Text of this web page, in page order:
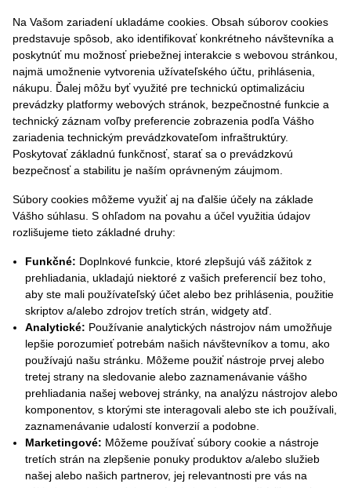
Na Vašom zariadení ukladáme cookies. Obsah súborov cookies
predstavuje spôsob, ako identifikovať konkrétneho návštevníka a
poskytnúť mu možnosť priebežnej interakcie s webovou stránkou,
najmä umožnenie vytvorenia užívateľského účtu, prihlásenia,
nákupu. Ďalej môžu byť využité pre technickú optimalizáciu
prevádzky platformy webových stránok, bezpečnostné funkcie a
technický záznam voľby preferencie zobrazenia podľa Vášho
zariadenia technickým prevádzkovateľom infraštruktúry.
Poskytovať základnú funkčnosť, starať sa o prevádzkovú
bezpečnosť a stabilitu je naším oprávneným záujmom.
Súbory cookies môžeme využiť aj na ďalšie účely na základe
Vášho súhlasu. S ohľadom na povahu a účel využitia údajov
rozlišujeme tieto základné druhy:
Funkčné: Doplnkové funkcie, ktoré zlepšujú váš zážitok z
prehliadania, ukladajú niektoré z vašich preferencií bez toho,
aby ste mali používateľský účet alebo bez prihlásenia, použitie
skriptov a/alebo zdrojov tretích strán, widgety atď.
Analytické: Používanie analytických nástrojov nám umožňuje
lepšie porozumieť potrebám našich návštevníkov a tomu, ako
používajú našu stránku. Môžeme použiť nástroje prvej alebo
tretej strany na sledovanie alebo zaznamenávanie vášho
prehliadania našej webovej stránky, na analýzu nástrojov alebo
komponentov, s ktorými ste interagovali alebo ste ich používali,
zaznamenávanie udalostí konverzií a podobne.
Marketingové: Môžeme používať súbory cookie a nástroje
tretích strán na zlepšenie ponuky produktov a/alebo služieb
našej alebo našich partnerov, jej relevantnosti pre vás na